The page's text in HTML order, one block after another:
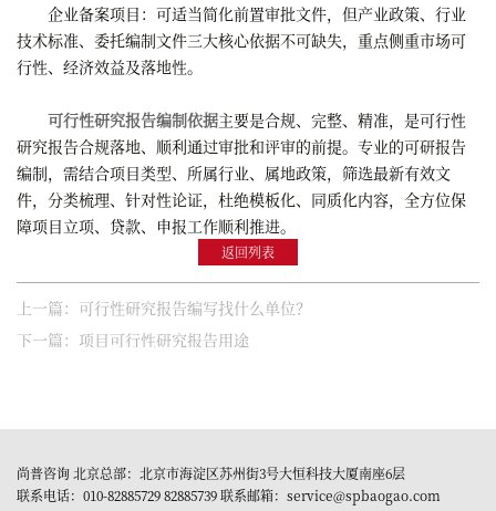
企业备案项目：可适当简化前置审批文件，但产业政策、行业
技术标准、委托编制文件三大核心依据不可缺失，重点侧重市场可
行性、经济效益及落地性。
可行性研究报告编制依据主要是合规、完整、精准，是可行性
研究报告合规落地、顺利通过审批和评审的前提。专业的可研报告
编制，需结合项目类型、所属行业、属地政策，筛选最新有效文
件，分类梳理、针对性论证，杜绝模板化、同质化内容，全方位保
障项目立项、贷款、申报工作顺利推进。
返回列表
上一篇：可行性研究报告编写找什么单位？
下一篇：项目可行性研究报告用途
尚普咨询 北京总部：北京市海淀区苏州街3号大恒科技大厦南座6层
联系电话：010-82885729 82885739 联系邮箱：service@spbaogao.com